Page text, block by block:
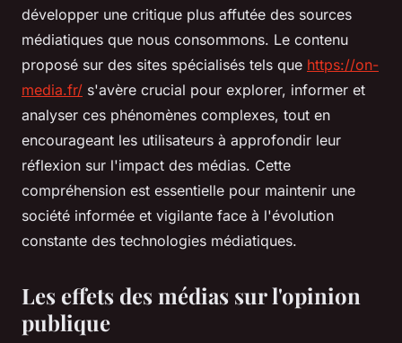
développer une critique plus affutée des sources
médiatiques que nous consommons. Le contenu
proposé sur des sites spécialisés tels que https://on-
media.fr/ s'avère crucial pour explorer, informer et
analyser ces phénomènes complexes, tout en
encourageant les utilisateurs à approfondir leur
réflexion sur l'impact des médias. Cette
compréhension est essentielle pour maintenir une
société informée et vigilante face à l'évolution
constante des technologies médiatiques.
Les effets des médias sur l'opinion
publique